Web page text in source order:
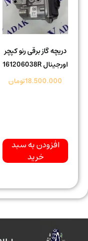
دریچه گاز برقی رنو کپچر
اورجینال 161206038R
18.500.000تومان
افزودن به سبد